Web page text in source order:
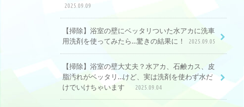
2025.09.09
【掃除】浴室の壁にベッタリついた水アカに洗車
用洗剤を使ってみたら…驚きの結果に！
2025.09.05
【掃除】浴室の壁大丈夫？水アカ、石鹸カス、皮
脂汚れがベッタリ…けど、実は洗剤を使わず水だ
けでいけちゃいます
2025.09.04